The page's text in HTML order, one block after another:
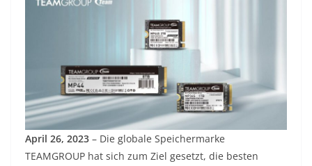
April 26, 2023 – Die globale Speichermarke
TEAMGROUP hat sich zum Ziel gesetzt, die besten